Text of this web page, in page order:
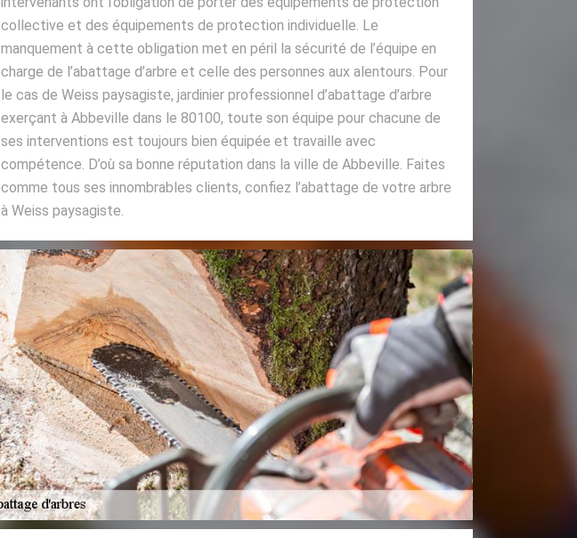
collective et des équipements de protection individuelle. Le
manquement à cette obligation met en péril la sécurité de l’équipe en
charge de l’abattage d’arbre et celle des personnes aux alentours. Pour
le cas de Weiss paysagiste, jardinier professionnel d’abattage d’arbre
exerçant à Abbeville dans le 80100, toute son équipe pour chacune de
ses interventions est toujours bien équipée et travaille avec
compétence. D’où sa bonne réputation dans la ville de Abbeville. Faites
comme tous ses innombrables clients, confiez l’abattage de votre arbre
à Weiss paysagiste.